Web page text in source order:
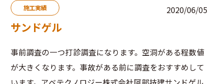
施工実績 2020/06/05
サンドゲル
事前調査の一つ打診調査になります。空洞がある程数値
が大きくなります。事故がある前に調査をおすすめして